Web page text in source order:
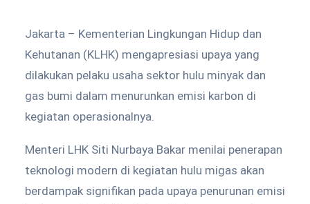
Jakarta – Kementerian Lingkungan Hidup dan
Kehutanan (KLHK) mengapresiasi upaya yang
dilakukan pelaku usaha sektor hulu minyak dan
gas bumi dalam menurunkan emisi karbon di
kegiatan operasionalnya.
Menteri LHK Siti Nurbaya Bakar menilai penerapan
teknologi modern di kegiatan hulu migas akan
berdampak signifikan pada upaya penurunan emisi